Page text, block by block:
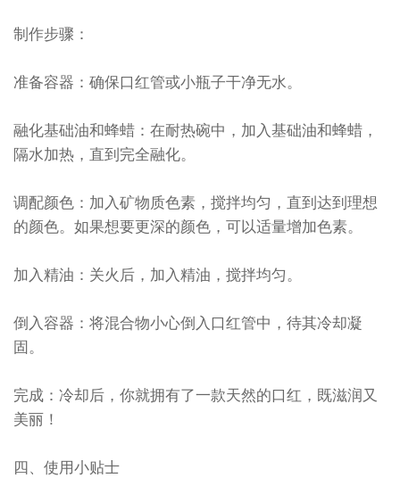
制作步骤：
准备容器：确保口红管或小瓶子干净无水。
融化基础油和蜂蜡：在耐热碗中，加入基础油和蜂蜡，
隔水加热，直到完全融化。
调配颜色：加入矿物质色素，搅拌均匀，直到达到理想
的颜色。如果想要更深的颜色，可以适量增加色素。
加入精油：关火后，加入精油，搅拌均匀。
倒入容器：将混合物小心倒入口红管中，待其冷却凝
固。
完成：冷却后，你就拥有了一款天然的口红，既滋润又
美丽！
四、使用小贴士